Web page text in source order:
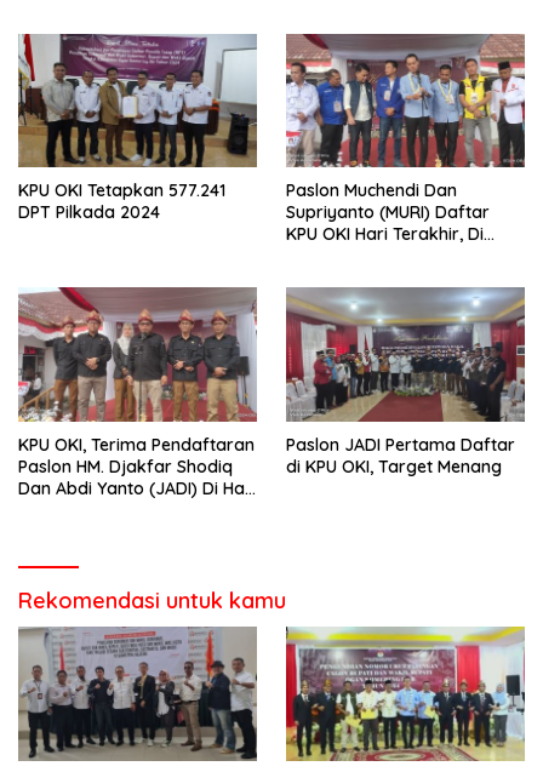
KPU OKI Tetapkan 577.241
DPT Pilkada 2024
Paslon Muchendi Dan
Supriyanto (MURI) Daftar
KPU OKI Hari Terakhir, Di
KPU OKI, Terima Pendaftaran
Paslon HM. Djakfar Shodiq
Dan Abdi Yanto (JADI) Di Hari
Paslon JADI Pertama Daftar
di KPU OKI, Target Menang
Rekomendasi untuk kamu